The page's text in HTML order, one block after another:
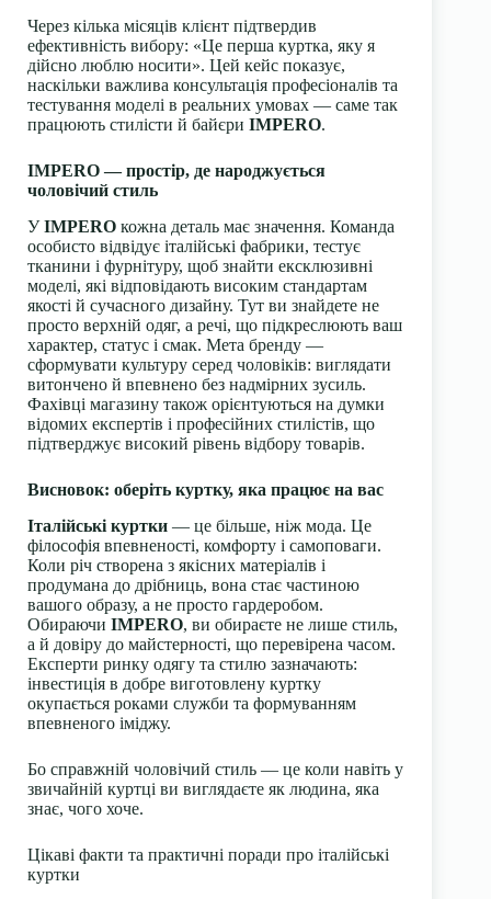
Через кілька місяців клієнт підтвердив
ефективність вибору: «Це перша куртка, яку я
дійсно люблю носити». Цей кейс показує,
наскільки важлива консультація професіоналів та
тестування моделі в реальних умовах — саме так
працюють стилісти й байєри IMPERO.
IMPERO — простір, де народжується
чоловічий стиль
УIMPERO кожна деталь має значення. Команда
особисто відвідує італійські фабрики, тестує
тканини і фурнітуру, щоб знайти ексклюзивні
моделі, які відповідають високим стандартам
якості й сучасного дизайну. Тут ви знайдете не
просто верхній одяг, а речі, що підкреслюють ваш
характер, статус і смак. Мета бренду —
сформувати культуру серед чоловіків: виглядати
витончено й впевнено без надмірних зусиль.
Фахівці магазину також орієнтуються на думки
відомих експертів і професійних стилістів, що
підтверджує високий рівень відбору товарів.
Висновок: оберіть куртку, яка працює на вас
Італійські куртки — це більше, ніж мода. Це
філософія впевненості, комфорту і самоповаги.
Коли річ створена з якісних матеріалів і
продумана до дрібниць, вона стає частиною
вашого образу, а не просто гардеробом.
Обираючи IMPERO, ви обираєте не лише стиль,
а й довіру до майстерності, що перевірена часом.
Експерти ринку одягу та стилю зазначають:
інвестиція в добре виготовлену куртку
окупається роками служби та формуванням
впевненого іміджу.
Бо справжній чоловічий стиль — це коли навіть у
звичайній куртці ви виглядаєте як людина, яка
знає, чого хоче.
Цікаві факти та практичні поради про італійські
куртки